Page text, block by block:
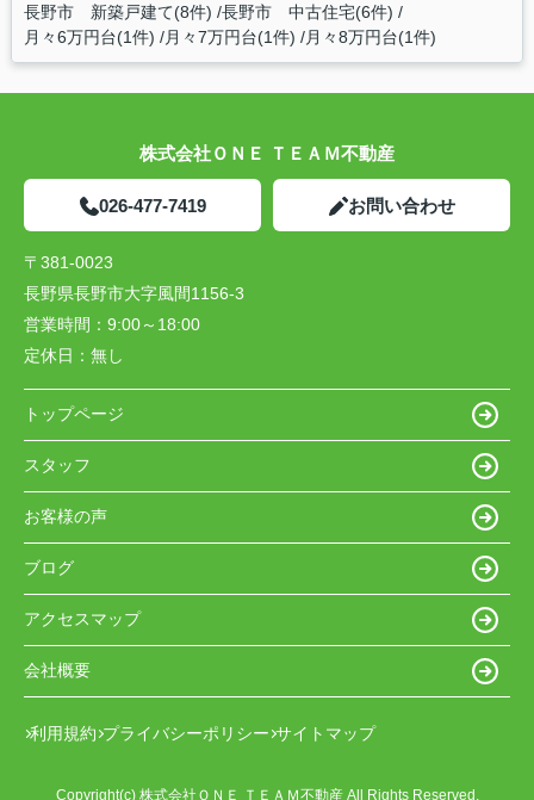
長野市 新築戸建て(8件) 長野市 中古住宅(6件)
月々6万円台(1件) 月々7万円台(1件) 月々8万円台(1件)
株式会社ＯＮＥ ＴＥＡＭ不動産
026-477-7419 お問い合わせ
〒381-0023
長野県長野市大字風間1156-3
営業時間： 9:00～18:00
定休日： 無し
トップページ
スタッフ
お客様の声
ブログ
アクセスマップ
会社概要
利用規約 プライバシーポリシー サイトマップ
Copyright(c) 株式会社ＯＮＥ ＴＥＡＭ不動産 All Rights Reserved.